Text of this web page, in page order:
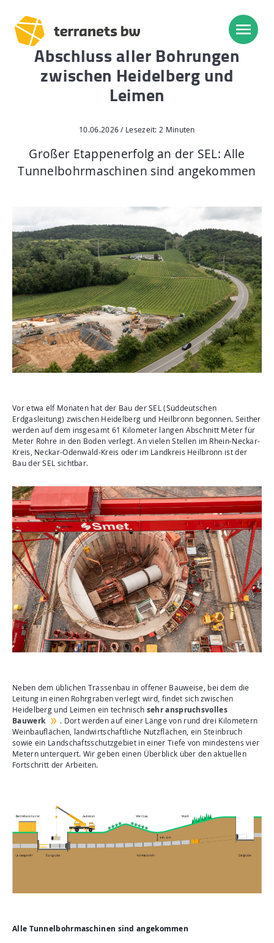
Trassenverlauf SEL:
Heidelberg – Heilbronn
Heilbronn – Löchgau
Löchgau – Esslingen a. N.
Start
Planung, Bau, Betrieb
Aktuelles
Mediathek
Newsletter
Kontakt
Suche
Abschluss aller Bohrungen
zwischen Heidelberg und
Leimen
10.06.2026 / Lesezeit: 2 Minuten
Großer Etappenerfolg an der SEL: Alle
Tunnelbohrmaschinen sind angekommen
Vor etwa elf Monaten hat der Bau der SEL (Süddeutschen
Erdgasleitung) zwischen Heidelberg und Heilbronn begonnen. Seither
werden auf dem insgesamt 61 Kilometer langen Abschnitt Meter für
Meter Rohre in den Boden verlegt. An vielen Stellen im Rhein-Neckar-
Kreis, Neckar-Odenwald-Kreis oder im Landkreis Heilbronn ist der
Bau der SEL sichtbar.
Neben dem üblichen Trassenbau in offener Bauweise, bei dem die
Leitung in einen Rohrgraben verlegt wird, findet sich zwischen
Heidelberg und Leimen ein technisch sehr anspruchsvolles
Bauwerk
. Dort werden auf einer Länge von rund drei Kilometern
Weinbauflächen, landwirtschaftliche Nutzflächen, ein Steinbruch
sowie ein Landschaftsschutzgebiet in einer Tiefe von mindestens vier
Metern unterquert. Wir geben einen Überblick über den aktuellen
Fortschritt der Arbeiten.
Alle Tunnelbohrmaschinen sind angekommen